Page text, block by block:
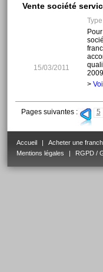
Vente société
15/03/2011
>
Pages suivantes : 5
Accueil Acheter une
Mentions légales
RGPD /